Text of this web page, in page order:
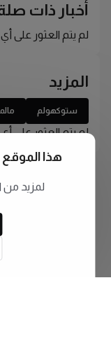
أخبار ذات
لم يتم العثور على
المزيد
ستوكهولم
لم يتم العثور على
هذا
لمزيد من